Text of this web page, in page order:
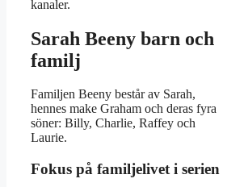
kanaler.
Sarah Beeny barn och
familj
Familjen Beeny består av Sarah,
hennes make Graham och deras fyra
söner: Billy, Charlie, Raffey och
Laurie.
Fokus på familjelivet i serien